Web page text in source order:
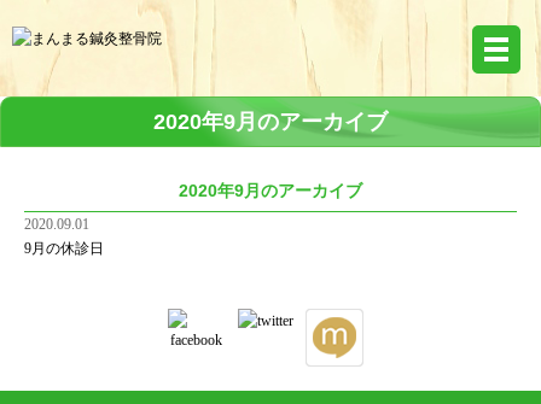
2020年9月のアーカイブ
2020年9月のアーカイブ
2020.09.01
9月の休診日